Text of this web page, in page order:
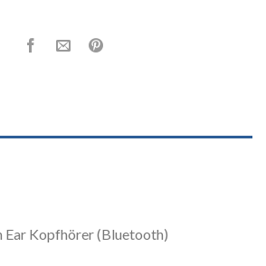
Ear Kopfhörer (Bluetooth)